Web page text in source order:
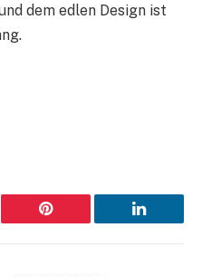
dem edlen Design ist
Pinterest LinkedIn